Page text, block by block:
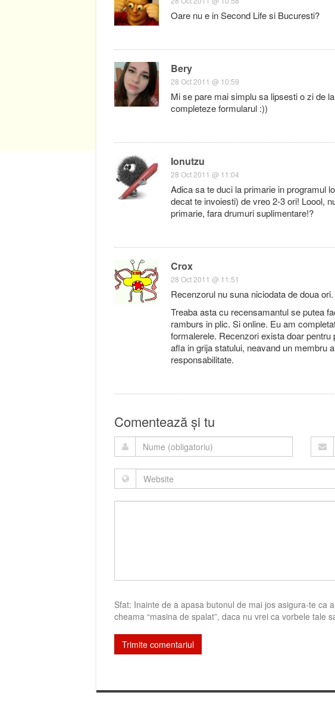
Oare nu e in Second Life si Bucuresti?
Bery
28 Oct 2011 @ 10:59
Mi se pare mai simplu sa lipsesti o zi de
completeze formularul :))
Ionutzu
28 Oct 2011 @ 11:04
Adica sa te duci la primarie in programul
decat te invoiesti) de vreo 2-3 ori! Loool,
primarie, fara drumuri suplimentare!?
Crox
28 Oct 2011 @ 11:51
Recenzorul nu suna niciodata de doua
Treaba asta cu recensamantul se putea
ramburs in plic. Si online. Eu am
formalerele. Recenzori exista doar
afla in grija statului, neavand un membru
responsabilitate.
Comentează și tu
Sfat: Inainte de a apasa butonul de mai jos asigura-te ca
cheama “masina de spalat”, daca nu vrei ca vorbele tale